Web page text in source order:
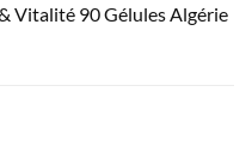
Vitalité 90 Gélules Algérie